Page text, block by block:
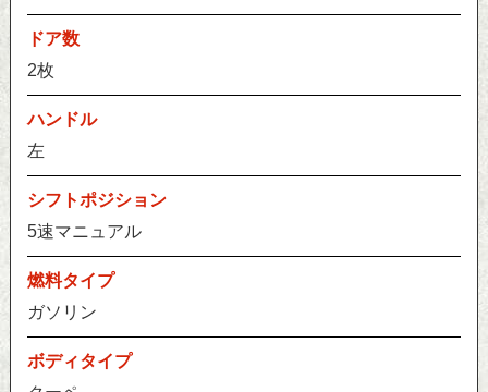
ドア数
2枚
ハンドル
左
シフトポジション
5速マニュアル
燃料タイプ
ガソリン
ボディタイプ